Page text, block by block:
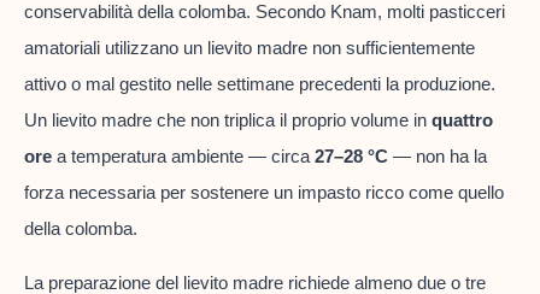
conservabilità della colomba. Secondo Knam, molti pasticceri
amatoriali utilizzano un lievito madre non sufficientemente
attivo o mal gestito nelle settimane precedenti la produzione.
Un lievito madre che non triplica il proprio volume in quattro
ore a temperatura ambiente — circa 27–28 °C — non ha la
forza necessaria per sostenere un impasto ricco come quello
della colomba.
La preparazione del lievito madre richiede almeno due o tre